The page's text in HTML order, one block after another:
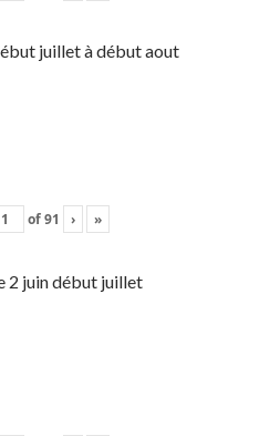
juillet à début aout
of91 › »
2 juin début juillet